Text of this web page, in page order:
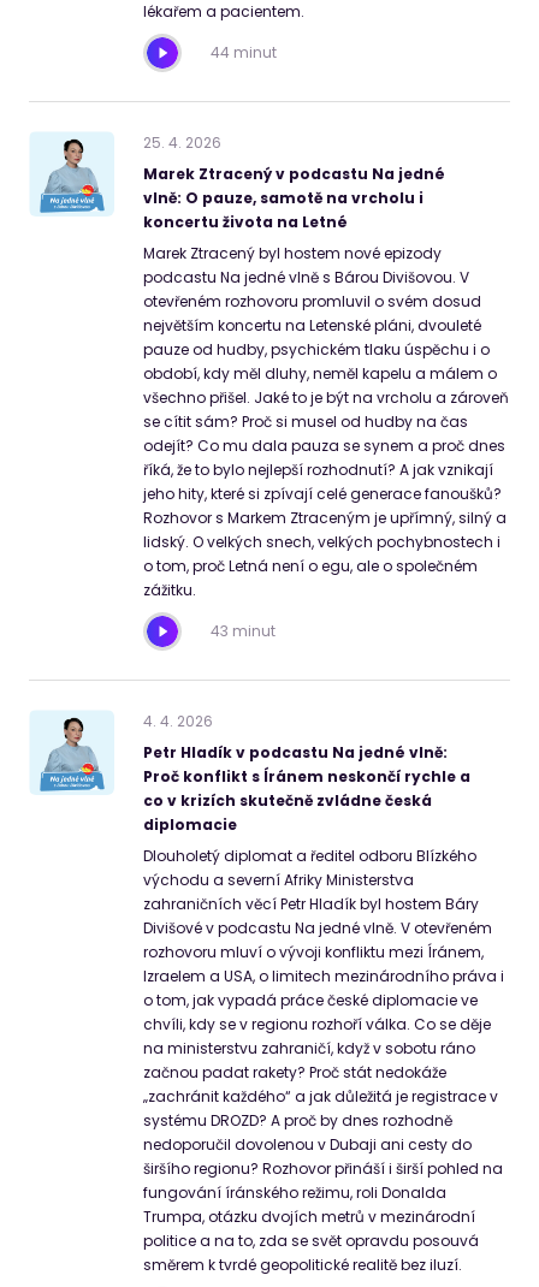
lékařem a pacientem.
44 minut
25. 4. 2026
Marek Ztracený v podcastu Na jedné
vlně: O pauze, samotě na vrcholu i
koncertu života na Letné
Marek Ztracený byl hostem nové epizody
podcastu Na jedné vlně s Bárou Divišovou. V
otevřeném rozhovoru promluvil o svém dosud
největším koncertu na Letenské pláni, dvouleté
pauze od hudby, psychickém tlaku úspěchu i o
období, kdy měl dluhy, neměl kapelu a málem o
všechno přišel. Jaké to je být na vrcholu a zároveň
se cítit sám? Proč si musel od hudby na čas
odejít? Co mu dala pauza se synem a proč dnes
říká, že to bylo nejlepší rozhodnutí? A jak vznikají
jeho hity, které si zpívají celé generace fanoušků?
Rozhovor s Markem Ztraceným je upřímný, silný a
lidský. O velkých snech, velkých pochybnostech i
o tom, proč Letná není o egu, ale o společném
zážitku.
43 minut
4. 4. 2026
Petr Hladík v podcastu Na jedné vlně:
Proč konflikt s Íránem neskončí rychle a
co v krizích skutečně zvládne česká
diplomacie
Dlouholetý diplomat a ředitel odboru Blízkého
východu a severní Afriky Ministerstva
zahraničních věcí Petr Hladík byl hostem Báry
Divišové v podcastu Na jedné vlně. V otevřeném
rozhovoru mluví o vývoji konfliktu mezi Íránem,
Izraelem a USA, o limitech mezinárodního práva i
o tom, jak vypadá práce české diplomacie ve
chvíli, kdy se v regionu rozhoří válka. Co se děje
na ministerstvu zahraničí, když v sobotu ráno
začnou padat rakety? Proč stát nedokáže
„zachránit každého“ a jak důležitá je registrace v
systému DROZD? A proč by dnes rozhodně
nedoporučil dovolenou v Dubaji ani cesty do
širšího regionu? Rozhovor přináší i širší pohled na
fungování íránského režimu, roli Donalda
Trumpa, otázku dvojích metrů v mezinárodní
politice a na to, zda se svět opravdu posouvá
směrem k tvrdé geopolitické realitě bez iluzí.